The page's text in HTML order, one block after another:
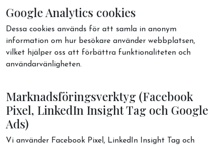
Google Analytics cookies
Dessa cookies används för att samla in anonym
information om hur besökare använder webbplatsen,
vilket hjälper oss att förbättra funktionaliteten och
användarvänligheten.
Marknadsföringsverktyg (Facebook
Pixel, LinkedIn Insight Tag och Google
Ads)
Vi använder Facebook Pixel, LinkedIn Insight Tag och